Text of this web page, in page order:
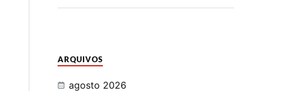
ARQUIVOS
agosto 2026